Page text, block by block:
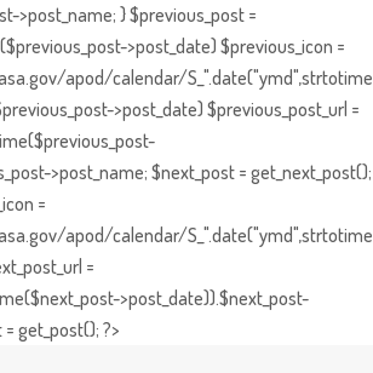
>post_name; } $previous_post =
>post_date) $previous_icon =
apod/calendar/
>post_date) $previous_post_url =
>post_name; $next_post = get_next_post();
=
apod/calendar/
=
>post_date)).$next_post-
get_post(); ?>